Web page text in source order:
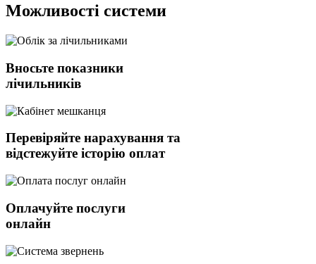
Можливості системи
Вносьте показники
лічильників
Перевіряйте нарахування та
відстежуйте історію оплат
Оплачуйте послуги
онлайн